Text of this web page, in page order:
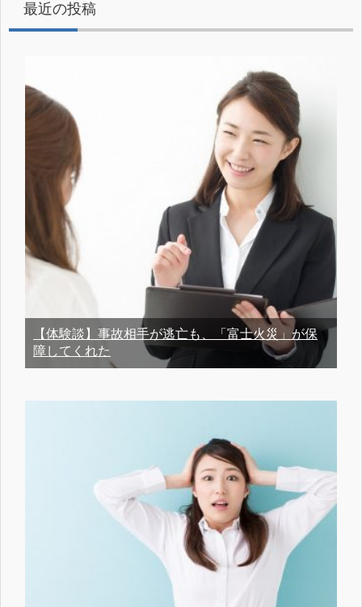
最近の投稿
【体験談】事故相手が逃亡も、「富士火災」が保
障してくれた